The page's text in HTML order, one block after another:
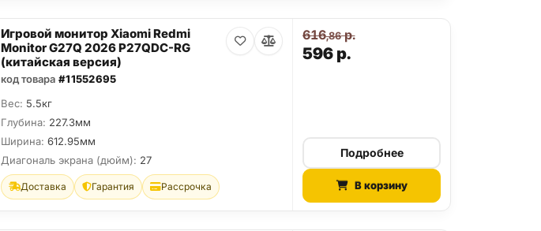
Игровой монитор Xiaomi Redmi
Monitor G27Q 2026 P27QDC-RG
(китайская версия)
код товара #11552695
Вес: 5.5кг
Глубина: 227.3мм
Ширина: 612.95мм
Диагональ экрана (дюйм): 27
Доставка Гарантия Рассрочка
596р.
616,86р.
Подробнее
В корзину